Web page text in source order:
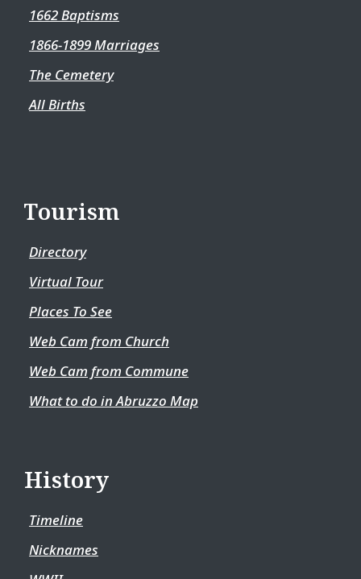
1662 Baptisms
1866-1899 Marriages
The Cemetery
All Births
Tourism
Directory
Virtual Tour
Places To See
Web Cam from Church
Web Cam from Commune
What to do in Abruzzo Map
History
Timeline
Nicknames